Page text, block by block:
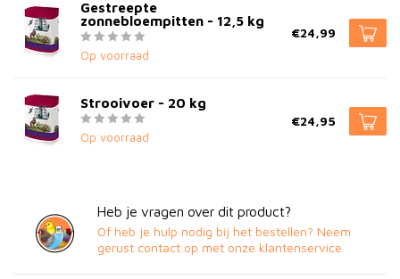
Gestreepte
zonnebloempitten - 12,5 kg
Op voorraad
€24,99
Strooivoer - 20 kg
Op voorraad
€24,95
Heb je vragen over dit product?
Of heb je hulp nodig bij het bestellen? Neem
gerust contact op met onze klantenservice